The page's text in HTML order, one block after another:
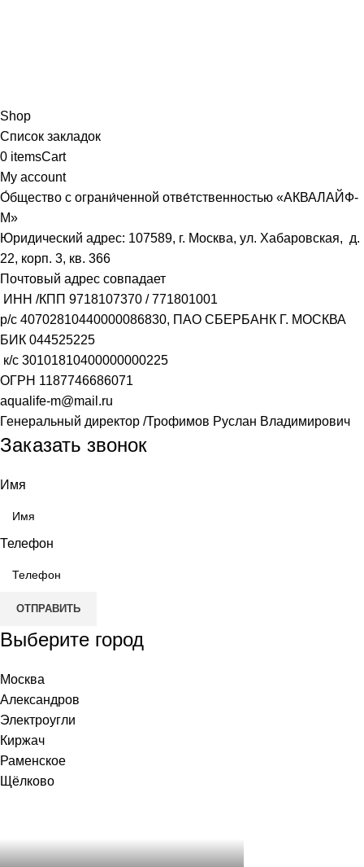
Shop
Список закладок
0 itemsCart
My account
О́бщество с ограни́ченной отве́тственностью «АКВАЛАЙФ-
М»
Юридический адрес: 107589, г. Москва, ул. Хабаровская, д.
22, корп. 3, кв. 366
Почтовый адрес совпадает
ИНН /КПП 9718107370 /771801001
р/с 40702810440000086830, ПАО СБЕРБАНК Г. МОСКВА
БИК 044525225
к/с 30101810400000000225
ОГРН 1187746686071
aqualife-m@mail.ru
Генеральный директор /Трофимов Руслан Владимирович
Заказать звонок
Имя
Телефон
ОТПРАВИТЬ
Выберите город
Москва
Александров
Электроугли
Киржач
Раменское
Щёлково